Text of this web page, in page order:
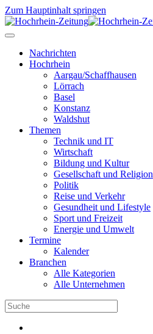
Zum Hauptinhalt springen
Nachrichten
Hochrhein
Aargau/Schaffhausen
Lörrach
Basel
Konstanz
Waldshut
Themen
Technik und IT
Wirtschaft
Bildung und Kultur
Gesellschaft und Religion
Politik
Reise und Verkehr
Gesundheit und Lifestyle
Sport und Freizeit
Energie und Umwelt
Termine
Kalender
Branchen
Alle Kategorien
Alle Unternehmen